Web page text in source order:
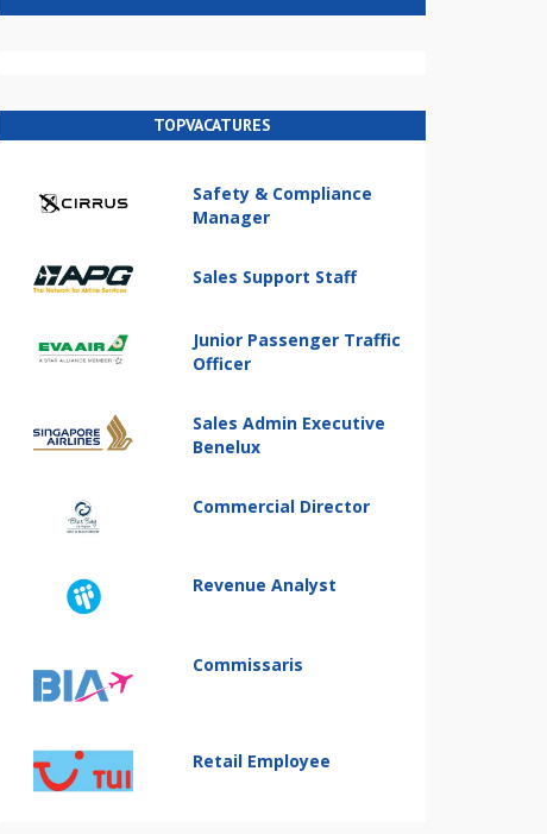
TOPVACATURES
Safety & Compliance
Manager
Sales Support Staff
Junior Passenger Traffic
Officer
Sales Admin Executive
Benelux
Commercial Director
Revenue Analyst
Commissaris
Retail Employee